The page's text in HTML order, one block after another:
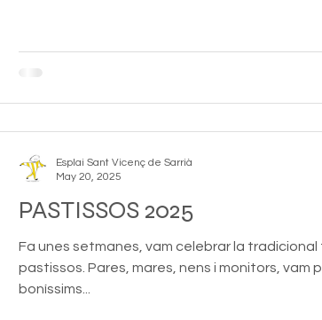
PASTISSOS 2025
Fa unes setmanes, vam celebrar la
pastissos. Pares, mares, nens i monitors, vam
boníssims...
Esplai Sant Vicenç de Sarrià
May 20, 2025